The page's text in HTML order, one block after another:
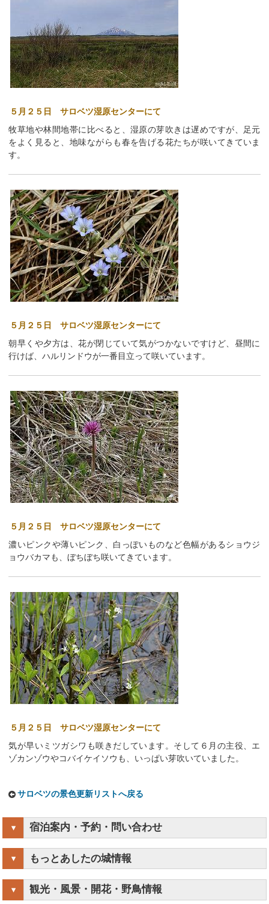
５月２５日 サロベツ湿原センターにて
牧草地や林間地帯に比べると、湿原の芽吹きは遅めですが、足元
をよく見ると、地味ながらも春を告げる花たちが咲いてきていま
す。
５月２５日 サロベツ湿原センターにて
朝早くや夕方は、花が閉じていて気がつかないですけど、昼間に
行けば、ハルリンドウが一番目立って咲いています。
５月２５日 サロベツ湿原センターにて
濃いピンクや薄いピンク、白っぽいものなど色幅があるショウジ
ョウバカマも、ぼちぼち咲いてきています。
５月２５日 サロベツ湿原センターにて
気が早いミツガシワも咲きだしています。そして６月の主役、エ
ゾカンゾウやコバイケイソウも、いっぱい芽吹いていました。
サロベツの景色更新リストへ戻る
宿泊案内・予約・問い合わせ
もっとあしたの城情報
観光・風景・開花・野鳥情報